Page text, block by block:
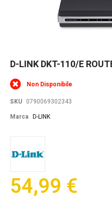
Skip
to
the
beginning
the
images
gallery
D-LINK DKT-110/E
Non Disponibile
SKU 0790069302343
Marca D-LINK
54,99 €